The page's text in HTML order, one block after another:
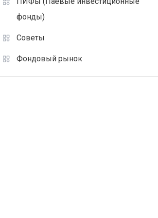
фонды)
Советы
Фондовый рынок